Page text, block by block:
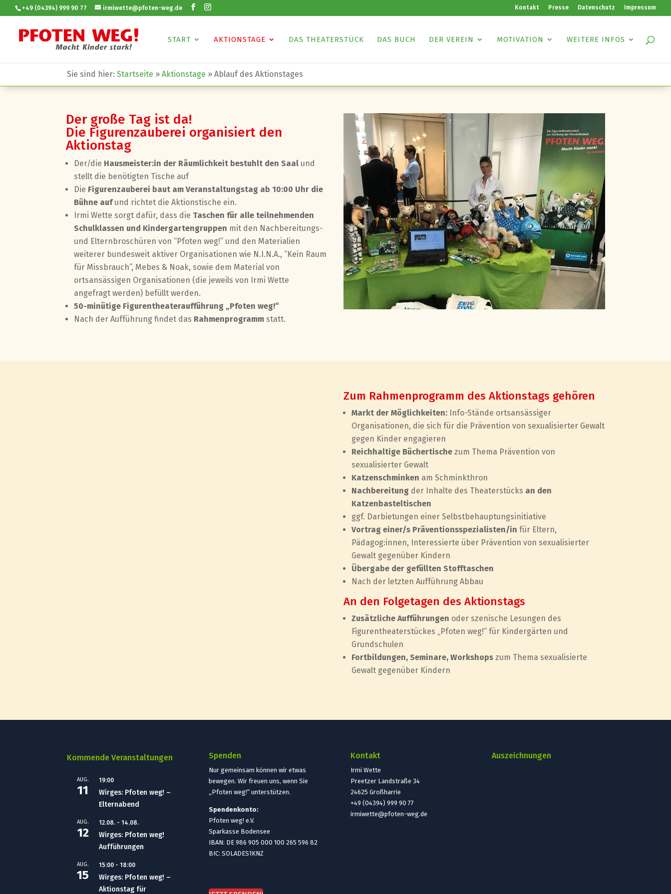
+49 (04394) 999 90 77 irmiwette@pfoten-weg.de Kontakt Presse Datenschutz Impressum
START AKTIONSTAGE DAS THEATERSTÜCK DAS BUCH DER VEREIN MOTIVATION WEITERE INFOS
Sie sind hier:Startseite »Aktionstage »Ablauf des Aktionstages
Der große Tag ist da!
Die Figurenzauberei organisiert den
Aktionstag
Der/die Hausmeister:in der Räumlichkeit bestuhlt den Saal und
stellt die benötigten Tische auf
Die Figurenzauberei baut am Veranstaltungstag ab 10:00 Uhr die
Bühne aufund richtet die Aktionstische ein.
Irmi Wette sorgt dafür, dass die Taschen für alle teilnehmenden
Schulklassen und Kindergartengruppen mit den Nachbereitungs-
und Elternbroschüren von “Pfoten weg!” und den Materialien
weiterer bundesweit aktiver Organisationen wie N.I.N.A., “Kein Raum
für Missbrauch”, Mebes & Noak, sowie dem Material von
ortsansässigen Organisationen (die jeweils von Irmi Wette
angefragt werden) befüllt werden.
50-minütige Figurentheateraufführung „Pfoten weg!“
Nach der Aufführung findet das Rahmenprogramm statt.
Zum Rahmenprogramm des Aktionstags gehören
Markt der Möglichkeiten: Info-Stände ortsansässiger
Organisationen, die sich für die Prävention von sexualisierter Gewalt
gegen Kinder engagieren
Reichhaltige Büchertische zum Thema Prävention von
sexualisierter Gewalt
Katzenschminken am Schminkthron
Nachbereitung der Inhalte des Theaterstücks an den
Katzenbasteltischen
ggf. Darbietungen einer Selbstbehauptungsinitiative
Vortrag einer/s Präventionsspezialisten/in für Eltern,
Pädagog:innen, Interessierte über Prävention von sexualisierter
Gewalt gegenüber Kindern
Übergabe der gefüllten Stofftaschen
Nach der letzten Aufführung Abbau
An den Folgetagen des Aktionstags
Zusätzliche Aufführungen oder szenische Lesungen des
Figurentheaterstückes „Pfoten weg!“ für Kindergärten und
Grundschulen
Fortbildungen, Seminare, Workshops zum Thema sexualisierte
Gewalt gegenüber Kindern
Kommende Veranstaltungen
AUG.
11
19:00
Wirges: Pfoten weg! –
Elternabend
AUG.
12
12.08. -14.08.
Wirges: Pfoten weg!
Aufführungen
AUG.
15
15:00 -18:00
Wirges: Pfoten weg! –
Aktionstag für
Spenden
Nur gemeinsam können wir etwas
bewegen. Wir freuen uns, wenn Sie
„Pfoten weg!“ unterstützen.
Spendenkonto:
Pfoten weg! e.V.
Sparkasse Bodensee
IBAN: DE 986 905 000 100 265 596 82
BIC: SOLADES1KNZ
Kontakt
Irmi Wette
Preetzer Landstraße 34
24625 Großharrie
+49 (04394) 999 90 77
irmiwette@pfoten-weg.de
Auszeichnungen